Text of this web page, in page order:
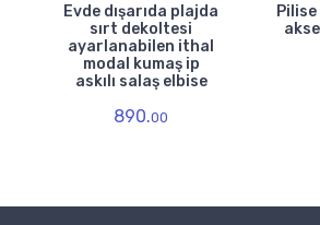
Evde dışarıda plajda
sırt dekoltesi
ayarlanabilen ithal
modal kumaş ip
askılı salaş elbise
890.00